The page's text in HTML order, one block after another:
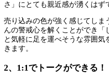
さ」にとても親近感が湧くはず
売り込みの色が強く感じてしま
んの警戒心を解くことができ「
と気軽に足を運べそうな雰囲
きます。
2、1:1でトークができる！